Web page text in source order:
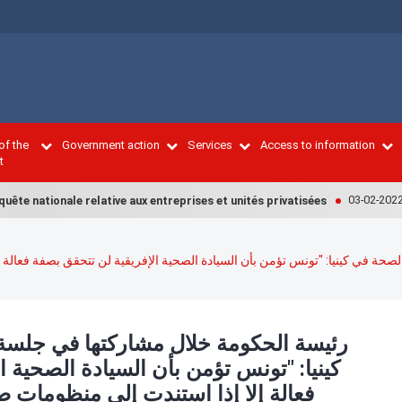
the
Government action Services Access to information
relative aux entreprises et unités privatisées 03-02-2022
في كينيا: "تونس تؤمن بأن السيادة الصحية الإفريقية لن تتحقق بصفة
رئيسة الحكومة خلال مشاركتها في
كينيا: "تونس تؤمن بأن السيادة الصحية
فعالة إلا إذا استندت إلى منظومات